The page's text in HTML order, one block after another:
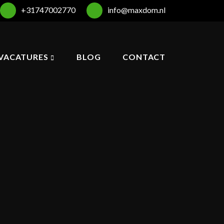
+31747002770 info@maxdom.nl
BLOG CONTACT